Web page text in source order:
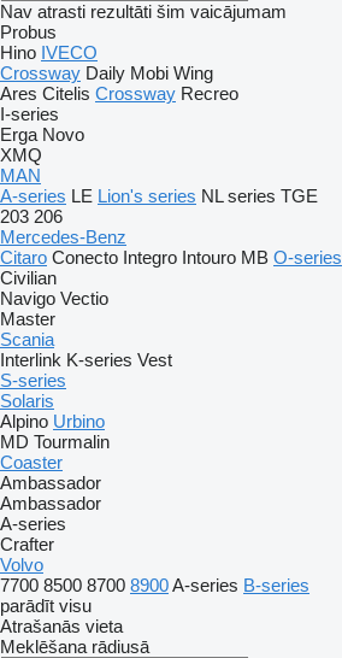
Nav atrasti rezultāti šim vaicājumam
Probus
Hino IVECO
Crossway Daily Mobi Wing
Ares Citelis Crossway Recreo
I-series
Erga Novo
XMQ
MAN
A-series LE Lion's series NL series TGE
203 206
Mercedes-Benz
Citaro Conecto Integro Intouro MB O-series
Civilian
Navigo Vectio
Master
Scania
Interlink K-series Vest
S-series
Solaris
Alpino Urbino
MD Tourmalin
Coaster
Ambassador
Ambassador
A-series
Crafter
Volvo
7700 8500 8700 8900A-series B-series
parādīt visu
Atrašanās vieta
Meklēšana rādiusā